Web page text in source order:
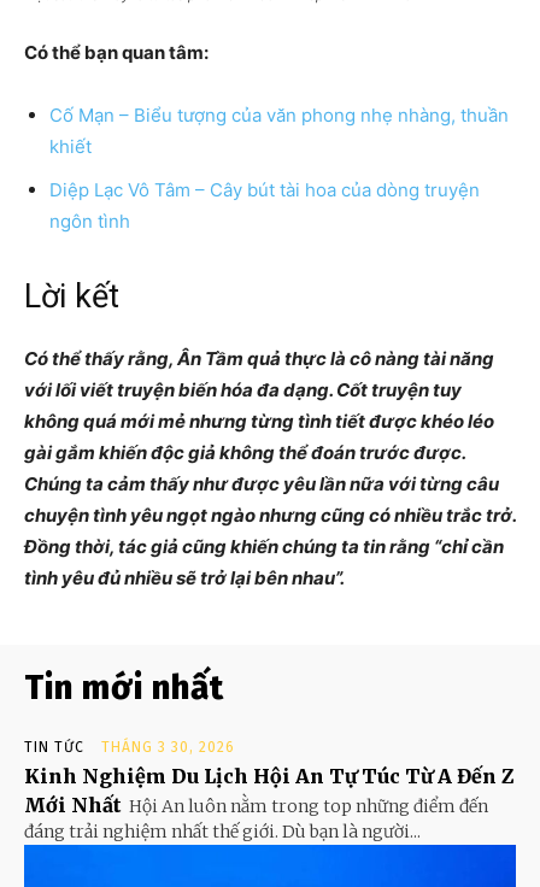
Có thể bạn quan tâm:
Cố Mạn – Biểu tượng của văn phong nhẹ nhàng, thuần
khiết
Diệp Lạc Vô Tâm – Cây bút tài hoa của dòng truyện
ngôn tình
Lời kết
Có thể thấy rằng, Ân Tầm quả thực là cô nàng tài năng
với lối viết truyện biến hóa đa dạng. Cốt truyện tuy
không quá mới mẻ nhưng từng tình tiết được khéo léo
gài gắm khiến độc giả không thể đoán trước được.
Chúng ta cảm thấy như được yêu lần nữa với từng câu
chuyện tình yêu ngọt ngào nhưng cũng có nhiều trắc trở.
Đồng thời, tác giả cũng khiến chúng ta tin rằng “chỉ cần
tình yêu đủ nhiều sẽ trở lại bên nhau”.
Tin mới nhất
TIN TỨC THÁNG 3 30, 2026
Kinh Nghiệm Du Lịch Hội An Tự Túc Từ A Đến Z
Mới Nhất Hội An luôn nằm trong top những điểm đến
đáng trải nghiệm nhất thế giới. Dù bạn là người...